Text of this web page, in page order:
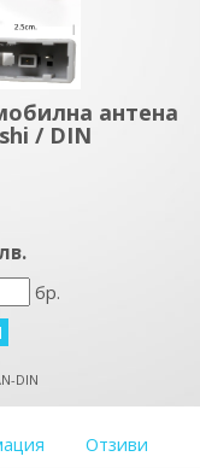
антена
/ DIN
бр.
DIN
Отзиви